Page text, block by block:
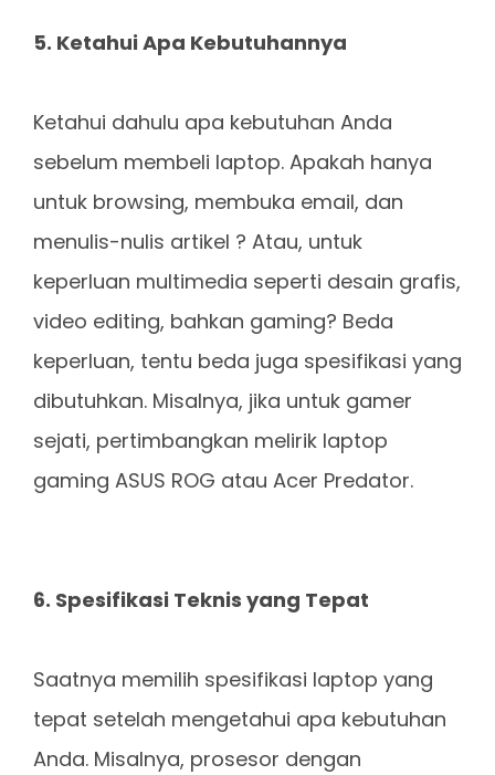
5. Ketahui Apa Kebutuhannya
Ketahui dahulu apa kebutuhan Anda
sebelum membeli laptop. Apakah hanya
untuk browsing, membuka email, dan
menulis-nulis artikel ? Atau, untuk
keperluan multimedia seperti desain grafis,
video editing, bahkan gaming? Beda
keperluan, tentu beda juga spesifikasi yang
dibutuhkan. Misalnya, jika untuk gamer
sejati, pertimbangkan melirik laptop
gaming ASUS ROG atau Acer Predator.
6. Spesifikasi Teknis yang Tepat
Saatnya memilih spesifikasi laptop yang
tepat setelah mengetahui apa kebutuhan
Anda. Misalnya, prosesor dengan